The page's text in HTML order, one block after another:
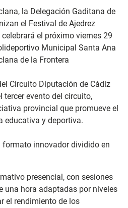
la Delegación Gaditana de
el Festival de Ajedrez
el próximo viernes 29
Municipal Santa Ana
de la Frontera
Circuito Diputación de Cádiz
tercer evento del circuito,
provincial que promueve el
educativa y deportiva.
innovador dividido en
presencial, con sesiones
una hora adaptadas por niveles
el rendimiento de los